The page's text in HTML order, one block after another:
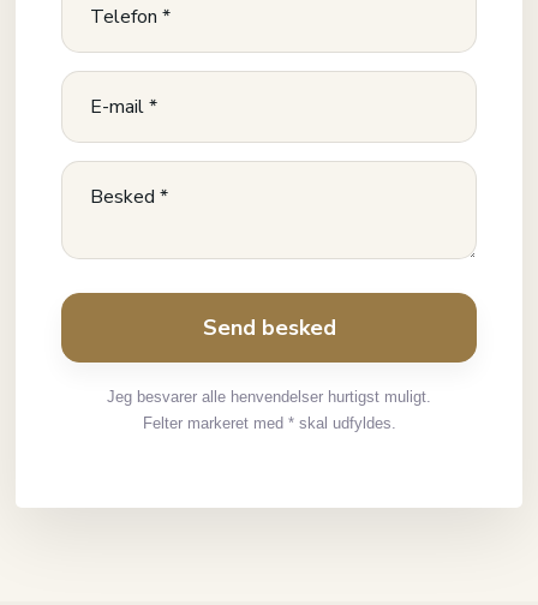
Jeg besvarer alle henvendelser hurtigst muligt.
Felter markeret med * skal udfyldes.